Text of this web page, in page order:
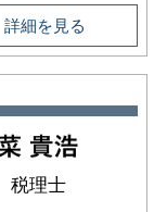
詳細を見る
税理士